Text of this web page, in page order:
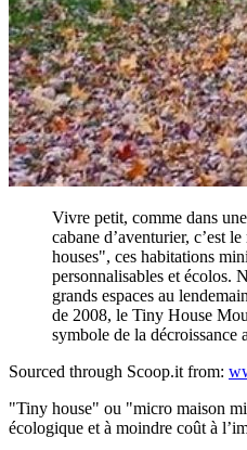
Vivre petit, comme dans
cabane d’aventurier, c’est
houses", ces habitations
personnalisables et écolos.
grands espaces au
de 2008, le Tiny House
symbole de la décroissance
Sourced through Scoop.it from:
"Tiny house" ou "micro maison
écologique et à moindre coût à